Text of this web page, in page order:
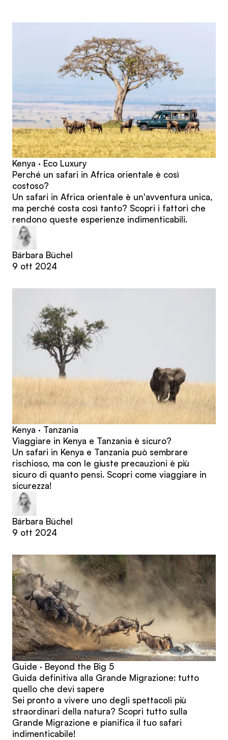
Kenya · Eco Luxury
Perché un safari in Africa orientale è così
costoso?
Un safari in Africa orientale è un'avventura unica,
ma perché costa così tanto? Scopri i fattori che
rendono queste esperienze indimenticabili.
Bárbara Büchel
9 ott 2024
Kenya · Tanzania
Viaggiare in Kenya e Tanzania è sicuro?
Un safari in Kenya e Tanzania può sembrare
rischioso, ma con le giuste precauzioni è più
sicuro di quanto pensi. Scopri come viaggiare in
sicurezza!
Bárbara Büchel
9 ott 2024
Guide · Beyond the Big 5
Guida definitiva alla Grande Migrazione: tutto
quello che devi sapere
Sei pronto a vivere uno degli spettacoli più
straordinari della natura? Scopri tutto sulla
Grande Migrazione e pianifica il tuo safari
indimenticabile!